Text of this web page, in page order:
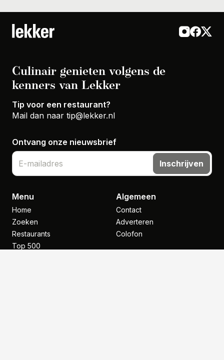
Culinair genieten volgens de
kenners van Lekker
Tip voor een restaurant?
Mail dan naar tip@lekker.nl
Ontvang onze nieuwsbrief
Inschrijven
Menu
Home
Zoeken
Restaurants
Top 500
Algemeen
Contact
Adverteren
Colofon